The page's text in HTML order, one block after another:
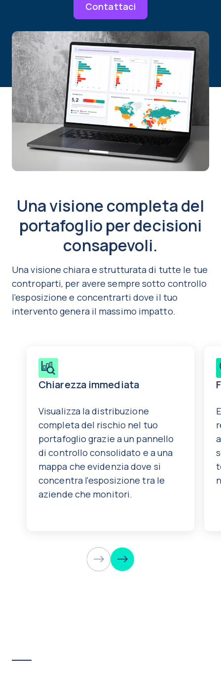
Contattaci
Una visione completa del
portafoglio per decisioni
consapevoli.
Una visione chiara e strutturata di tutte le tue
controparti, per avere sempre sotto controllo
l’esposizione e concentrarti dove il tuo
intervento genera il massimo impatto.
Chiarezza immediata
Visualizza la distribuzione
completa del rischio nel tuo
portafoglio grazie a un pannello
di controllo consolidato e a una
mappa che evidenzia dove si
concentra l'esposizione tra le
aziende che monitori.